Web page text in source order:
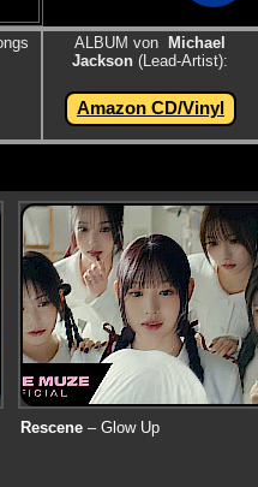
ALBUM von
Michael
Jackson (Lead-Artist):
Amazon CD/Vinyl
Rescene – Glow Up